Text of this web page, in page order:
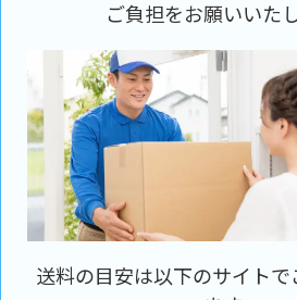
ご負担をお願いいたし
送料の目安は以下のサイト